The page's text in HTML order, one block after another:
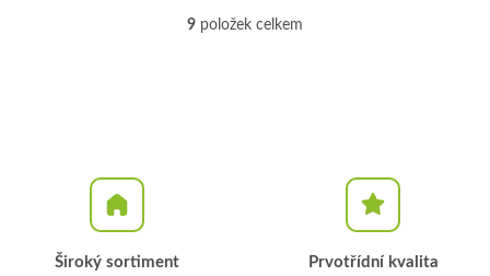
O
9 položek celkem
Široký sortiment Prvotřídní kvalita